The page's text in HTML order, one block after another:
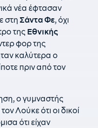
νέα έφτασαν
στηΣάντα Φε, όχι
της Εθνικής
φορ της
καλύτερα ο
πριν από τον
ο γυμναστής
Λούκε ότι οι δικοί
ότι είχαν